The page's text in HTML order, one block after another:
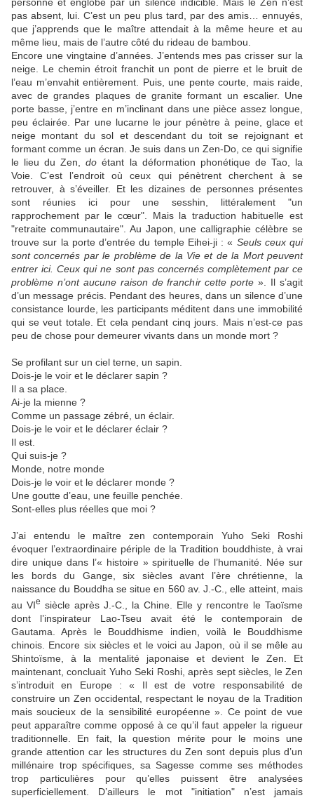
pas absent, lui. C’est un peu plus tard, par des amis… ennuyés,
que j’apprends que le maître attendait à la même heure et au
même lieu, mais de l’autre côté du rideau de bambou.
Encore une vingtaine d’années. J’entends mes pas crisser sur la
neige. Le chemin étroit franchit un pont de pierre et le bruit de
l’eau m’envahit entièrement. Puis, une pente courte, mais raide,
avec de grandes plaques de granite formant un escalier. Une
porte basse, j’entre en m’inclinant dans une pièce assez longue,
peu éclairée. Par une lucarne le jour pénètre à peine, glace et
neige montant du sol et descendant du toit se rejoignant et
formant comme un écran. Je suis dans un Zen-Do, ce qui signifie
le lieu du Zen,do étant la déformation phonétique de Tao, la
Voie. C’est l’endroit où ceux qui pénètrent cherchent à se
retrouver, à s’éveiller. Et les dizaines de personnes présentes
sont réunies ici pour une sesshin, littéralement "un
rapprochement par le cœur". Mais la traduction habituelle est
"retraite communautaire". Au Japon, une calligraphie célèbre se
trouve sur la porte d’entrée du temple Eihei-ji : « Seuls ceux qui
sont concernés par le problème de la Vie et de la Mort peuvent
entrer ici. Ceux qui ne sont pas concernés complètement par ce
problème n’ont aucune raison de franchir cette porte». Il s’agit
d’un message précis. Pendant des heures, dans un silence d’une
consistance lourde, les participants méditent dans une immobilité
qui se veut totale. Et cela pendant cinq jours. Mais n’est-ce pas
peu de chose pour demeurer vivants dans un monde mort ?
Se profilant sur un ciel terne, un sapin.
Dois-je le voir et le déclarer sapin ?
Il a sa place.
Ai-je la mienne ?
Comme un passage zébré, un éclair.
Dois-je le voir et le déclarer éclair ?
Il est.
Qui suis-je ?
Monde, notre monde
Dois-je le voir et le déclarer monde ?
Une goutte d’eau, une feuille penchée.
Sont-elles plus réelles que moi ?
J’ai entendu le maître zen contemporain Yuho Seki Roshi
évoquer l’extraordinaire périple de la Tradition bouddhiste, à vrai
dire unique dans l’« histoire » spirituelle de l’humanité. Née sur
les bords du Gange, six siècles avant l’ère chrétienne, la
naissance du Bouddha se situe en 560 av. J.-C., elle atteint, mais
au VIe siècle après J.-C., la Chine. Elle y rencontre le Taoïsme
dont l’inspirateur Lao-Tseu avait été le contemporain de
Gautama. Après le Bouddhisme indien, voilà le Bouddhisme
chinois. Encore six siècles et le voici au Japon, où il se mêle au
Shintoïsme, à la mentalité japonaise et devient le Zen. Et
maintenant, concluait Yuho Seki Roshi, après sept siècles, le Zen
s’introduit en Europe : « Il est de votre responsabilité de
construire un Zen occidental, respectant le noyau de la Tradition
mais soucieux de la sensibilité européenne ». Ce point de vue
peut apparaître comme opposé à ce qu’il faut appeler la rigueur
traditionnelle. En fait, la question mérite pour le moins une
grande attention car les structures du Zen sont depuis plus d’un
millénaire trop spécifiques, sa Sagesse comme ses méthodes
trop particulières pour qu’elles puissent être analysées
superficiellement. D’ailleurs le mot "initiation" n’est jamais